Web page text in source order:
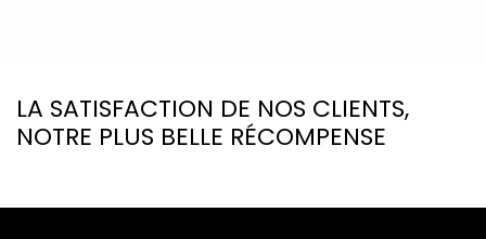
LA SATISFACTION DE NOS CLIENTS,
NOTRE PLUS BELLE RÉCOMPENSE